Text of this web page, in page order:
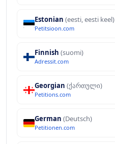
Estonian (eesti, eesti keel)
Petitsioon.com
Finnish (suomi)
Adressit.com
Georgian (ქართული)
Petitions.com
German (Deutsch)
Petitionen.com